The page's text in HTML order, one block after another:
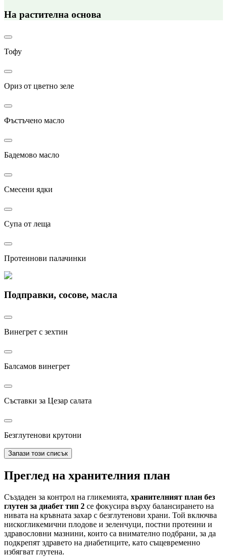
На растителна основа
Тофу
Ориз от цветно зеле
Фъстъчено масло
Бадемово масло
Смесени ядки
Супа от леща
Протеинови палачинки
Подправки, сосове, масла
Винегрет с зехтин
Балсамов винегрет
Съставки за Цезар салата
Безглутенови крутони
Запази този списък
Преглед на хранителния план
Създаден за контрол на гликемията, хранителният план без
глутен за диабет тип 2 се фокусира върху балансирането на
нивата на кръвната захар с безглутенови храни. Той включва
нискогликемични плодове и зеленчуци, постни протеини и
здравословни мазнини, които са внимателно подбрани, за да
подкрепят здравето на диабетиците, като същевременно
избягват глутена.